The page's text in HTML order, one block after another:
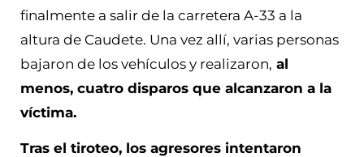
finalmente a salir de la carretera A-33 a la
altura de Caudete. Una vez allí, varias personas
bajaron de los vehículos y realizaron, al
menos, cuatro disparos que alcanzaron a la
víctima.
Tras el tiroteo, los agresores intentaron